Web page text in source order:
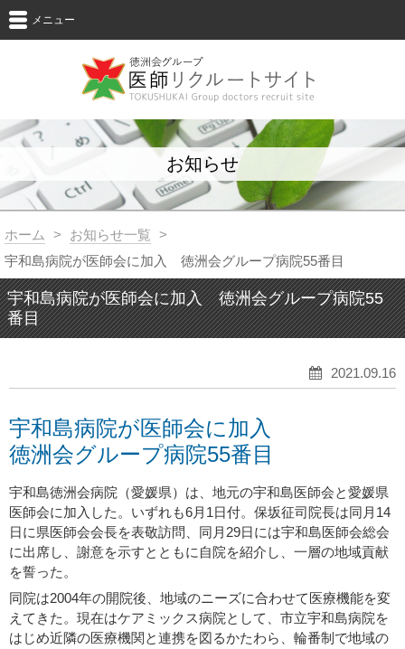
メニュー
お知らせ
ホーム > お知らせ一覧 >
宇和島病院が医師会に加入 徳洲会グループ病院55番目
宇和島病院が医師会に加入 徳洲会グループ病院55
番目
2021.09.16
宇和島病院が医師会に加入
徳洲会グループ病院55番目
宇和島徳洲会病院（愛媛県）は、地元の宇和島医師会と愛媛県
医師会に加入した。いずれも6月1日付。保坂征司院長は同月14
日に県医師会会長を表敬訪問、同月29日には宇和島医師会総会
に出席し、謝意を示すとともに自院を紹介し、一層の地域貢献
を誓った。
同院は2004年の開院後、地域のニーズに合わせて医療機能を変
えてきた。現在はケアミックス病院として、市立宇和島病院を
はじめ近隣の医療機関と連携を図るかたわら、輪番制で地域の